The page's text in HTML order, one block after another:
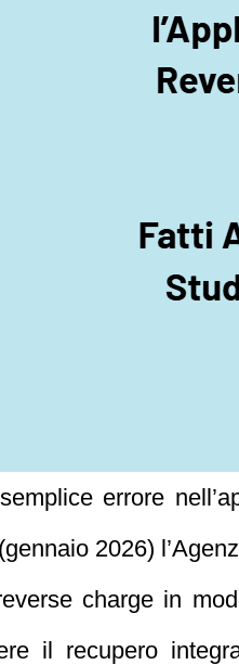
errore
2026)
charge in
il recupero